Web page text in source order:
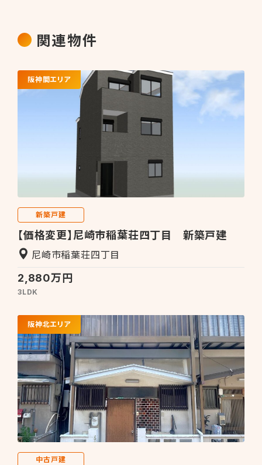
関連物件
阪神間エリア
新築戸建
【価格変更】尼崎市稲葉荘四丁目 新築戸建
2,880万円
3LDK
尼崎市稲葉荘四丁目
阪神北エリア
中古戸建